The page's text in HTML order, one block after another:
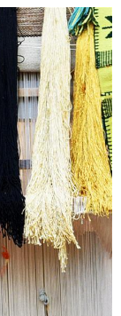
法治
汽车
公司
食品
数据
无人机
华广播